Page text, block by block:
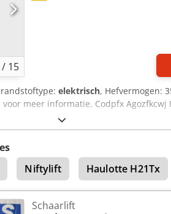
/ 15
elektrisch, Hefvermogen:
meer informatie. Codpfx Agozfkcwj
Niftylift Haulotte H21Tx
Schaarlift